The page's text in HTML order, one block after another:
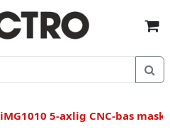
iMG1010 5-axlig CNC-bas